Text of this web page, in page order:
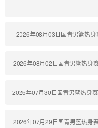
2026年08月03日国青男篮热
2026年08月02日国青男篮热身
2026年07月30日国青男篮热身
2026年07月29日国青男篮热身